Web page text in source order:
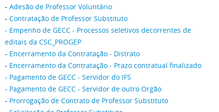
- Adesão de Professor Voluntário
- Contratação de Professor Substituto
- Empenho de GECC - Processos seletivos decorrentes de
editais da CSC_PROGEP
- Encerramento da Contratação - Distrato
- Encerramento da Contratação - Prazo contratual finalizado
- Pagamento de GECC - Servidor do IFS
- Pagamento de GECC - Servidor de outro Orgão
- Prorrogação de Contrato de Professor Substituto